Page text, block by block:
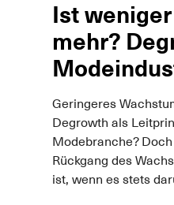
Ist
mehr?
Geringeres
Degrowth als
Modebranche?
Rückgang des
ist, wenn es stets